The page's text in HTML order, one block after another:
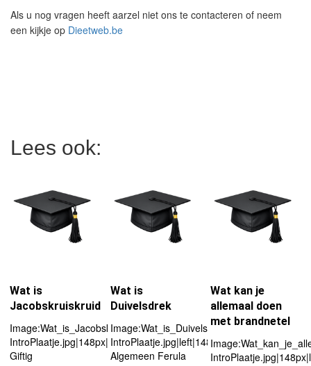
Als u nog vragen heeft aarzel niet ons te contacteren of neem
een kijkje op Dieetweb.be
Lees ook:
Wat is
Jacobskruiskruid
Image:Wat_is_Jacobskruiskruid-
IntroPlaatje.jpg|148px|left
Giftig
Wat is
Duivelsdrek
Image:Wat_is_Duivelsdrek-
IntroPlaatje.jpg|left|148px
Algemeen Ferula
Wat kan je
allemaal doen
met brandnetel